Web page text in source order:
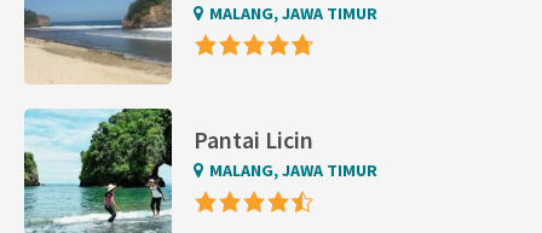
MALANG, JAWA TIMUR
Pantai Licin
MALANG, JAWA TIMUR